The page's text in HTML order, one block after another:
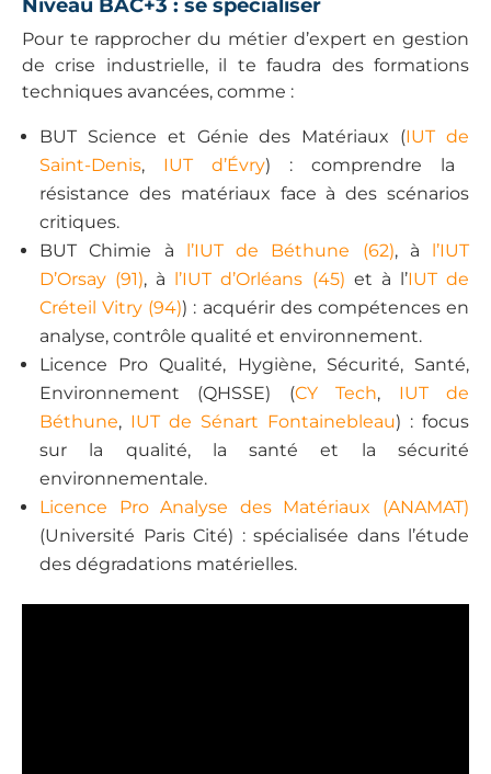
Niveau BAC+3 : se spécialiser
Pour te rapprocher du métier d’expert en gestion
de crise industrielle, il te faudra des formations
techniques avancées, comme :
BUT Science et Génie des Matériaux (IUT de
Saint-Denis, IUT d’Évry) : comprendre la
résistance des matériaux face à des scénarios
critiques.
BUT Chimie à l’IUT de Béthune (62), à l’IUT
D’Orsay (91), à l’IUT d’Orléans (45) et à l’IUT de
Créteil Vitry (94)) : acquérir des compétences en
analyse, contrôle qualité et environnement.
Licence Pro Qualité, Hygiène, Sécurité, Santé,
Environnement (QHSSE) (CY Tech, IUT de
Béthune, IUT de Sénart Fontainebleau) : focus
sur la qualité, la santé et la sécurité
environnementale.
Licence Pro Analyse des Matériaux (ANAMAT)
(Université Paris Cité) : spécialisée dans l’étude
des dégradations matérielles.